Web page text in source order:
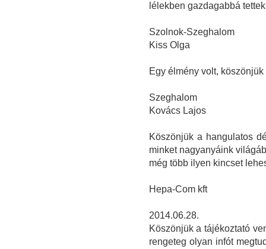
lélekben gazdagabbá
Szolnok-Szeghalom
Kiss Olga
Egy élmény volt,
Szeghalom
Kovács Lajos
Köszönjük a hangulatos
minket nagyanyáink
még több ilyen kincset
Hepa-Com kft
2014.06.28.
Köszönjük a tájékoztató
rengeteg olyan infót